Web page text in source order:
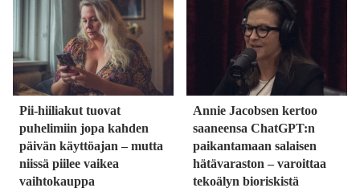
Pii-hiiliakut tuovat
puhelimiin jopa kahden
päivän käyttöajan – mutta
niissä piilee vaikea
vaihtokauppa
Annie Jacobsen kertoo
saaneensa ChatGPT:n
paikantamaan salaisen
hätävaraston – varoittaa
tekoälyn bioriskistä